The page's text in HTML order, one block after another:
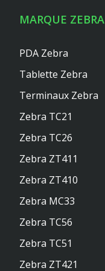
MARQUE ZEBRA
PDA Zebra
Tablette Zebra
Terminaux Zebra
Zebra TC21
Zebra TC26
Zebra ZT411
Zebra ZT410
Zebra MC33
Zebra TC56
Zebra TC51
Zebra ZT421